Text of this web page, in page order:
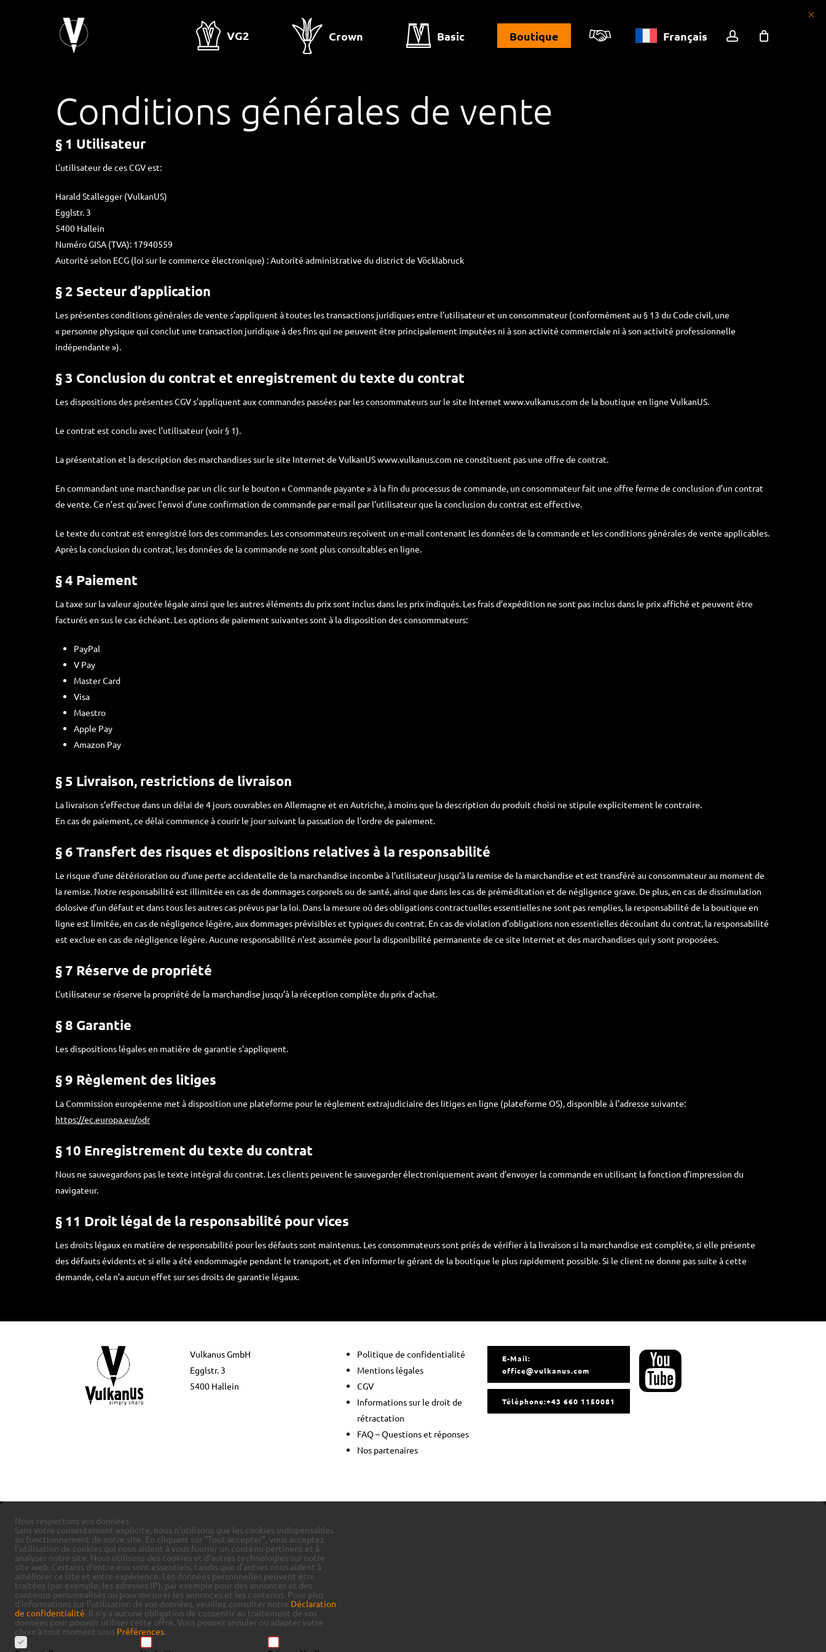
VG2 Crown Basic Boutique Français compte
Conditions générales de vente
§ 1 Utilisateur
L’utilisateur de ces CGV est:
Harald Stallegger (VulkanUS)
Egglstr. 3
5400 Hallein
Numéro GISA (TVA): 17940559
Autorité selon ECG (loi sur le commerce électronique) : Autorité administrative du district de Vöcklabruck
§ 2 Secteur d’application
Les présentes conditions générales de vente s’appliquent à toutes les transactions juridiques entre l’utilisateur et un consommateur (conformément au § 13 du Code civil, une
« personne physique qui conclut une transaction juridique à des fins qui ne peuvent être principalement imputées ni à son activité commerciale ni à son activité professionnelle
indépendante »).
§ 3 Conclusion du contrat et enregistrement du texte du contrat
Les dispositions des présentes CGV s’appliquent aux commandes passées par les consommateurs sur le site Internet www.vulkanus.com de la boutique en ligne VulkanUS.
Le contrat est conclu avec l’utilisateur (voir § 1).
La présentation et la description des marchandises sur le site Internet de VulkanUS www.vulkanus.com ne constituent pas une offre de contrat.
En commandant une marchandise par un clic sur le bouton « Commande payante » à la fin du processus de commande, un consommateur fait une offre ferme de conclusion d’un contrat
de vente. Ce n’est qu’avec l’envoi d’une confirmation de commande par e-mail par l’utilisateur que la conclusion du contrat est effective.
Le texte du contrat est enregistré lors des commandes. Les consommateurs reçoivent un e-mail contenant les données de la commande et les conditions générales de vente applicables.
Après la conclusion du contrat, les données de la commande ne sont plus consultables en ligne.
§ 4 Paiement
La taxe sur la valeur ajoutée légale ainsi que les autres éléments du prix sont inclus dans les prix indiqués. Les frais d’expédition ne sont pas inclus dans le prix affiché et peuvent être
facturés en sus le cas échéant. Les options de paiement suivantes sont à la disposition des consommateurs:
PayPal
V Pay
Master Card
Visa
Maestro
Apple Pay
Amazon Pay
§ 5 Livraison, restrictions de livraison
La livraison s’effectue dans un délai de 4 jours ouvrables en Allemagne et en Autriche, à moins que la description du produit choisi ne stipule explicitement le contraire.
En cas de paiement, ce délai commence à courir le jour suivant la passation de l’ordre de paiement.
§ 6 Transfert des risques et dispositions relatives à la responsabilité
Le risque d’une détérioration ou d’une perte accidentelle de la marchandise incombe à l’utilisateur jusqu’à la remise de la marchandise et est transféré au consommateur au moment de
la remise. Notre responsabilité est illimitée en cas de dommages corporels ou de santé, ainsi que dans les cas de préméditation et de négligence grave. De plus, en cas de dissimulation
dolosive d’un défaut et dans tous les autres cas prévus par la loi. Dans la mesure où des obligations contractuelles essentielles ne sont pas remplies, la responsabilité de la boutique en
ligne est limitée, en cas de négligence légère, aux dommages prévisibles et typiques du contrat. En cas de violation d’obligations non essentielles découlant du contrat, la responsabilité
est exclue en cas de négligence légère. Aucune responsabilité n’est assumée pour la disponibilité permanente de ce site Internet et des marchandises qui y sont proposées.
§ 7 Réserve de propriété
L’utilisateur se réserve la propriété de la marchandise jusqu’à la réception complète du prix d’achat.
§ 8 Garantie
Les dispositions légales en matière de garantie s’appliquent.
§ 9 Règlement des litiges
La Commission européenne met à disposition une plateforme pour le règlement extrajudiciaire des litiges en ligne (plateforme OS), disponible à l’adresse suivante:
https://ec.europa.eu/odr
§ 10 Enregistrement du texte du contrat
Nous ne sauvegardons pas le texte intégral du contrat. Les clients peuvent le sauvegarder électroniquement avant d’envoyer la commande en utilisant la fonction d’impression du
navigateur.
§ 11 Droit légal de la responsabilité pour vices
Les droits légaux en matière de responsabilité pour les défauts sont maintenus. Les consommateurs sont priés de vérifier à la livraison si la marchandise est complète, si elle présente
des défauts évidents et si elle a été endommagée pendant le transport, et d’en informer le gérant de la boutique le plus rapidement possible. Si le client ne donne pas suite à cette
demande, cela n’a aucun effet sur ses droits de garantie légaux.
Vulkanus GmbH
Egglstr. 3
5400 Hallein
Politique de confidentialité
Mentions légales
CGV
Informations sur le droit de
rétractation
FAQ – Questions et réponses
Nos partenaires
E-Mail:
office@vulkanus.com
Téléphone:+43 660 1150081
Nous respectons vos données
Sans votre consentement explicite, nous n'utilisons que les cookies indispensables
au fonctionnement de notre site. En cliquant sur "Tout accepter", vous acceptez
l'utilisation de cookies qui nous aident à vous fournir un contenu pertinent et à
analyser notre site. Nous utilisons des cookies et d'autres technologies sur notre
site web. Certains d'entre eux sont essentiels, tandis que d'autres nous aident à
améliorer ce site et votre expérience. Les données personnelles peuvent être
traitées (par exemple, les adresses IP), par exemple pour des annonces et des
contenus personnalisés ou pour mesurer les annonces et les contenus. Pour plus
d'informations sur l'utilisation de vos données, veuillez consulter notre Déclaration
de confidentialité. Il n'y a aucune obligation de consentir au traitement de vos
données pour pouvoir utiliser cette offre. Vous pouvez annuler ou adapter votre
choix à tout moment sous Préférences.